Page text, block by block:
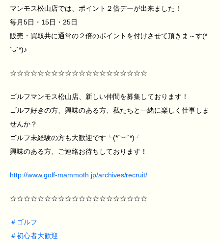
マンモス松山店では、ポイント２倍デーが出来ました！
毎月5日・15日・25日
販売・買取共に通常の２倍のポイントを付けさせて頂きま～す(*
´ᴗ`*)♪
☆☆☆☆☆☆☆☆☆☆☆☆☆☆☆☆☆☆☆☆
ゴルフマンモス松山店、新しい仲間を募集しております！
ゴルフ好きの方、興味のある方、私たちと一緒に楽しく仕事しま
せんか？
ゴルフ未経験の方も大歓迎です╰(*´︶`*)╯
興味のある方、ご連絡お待ちしております！
http://www.golf-mammoth.jp/archives/recruit/
☆☆☆☆☆☆☆☆☆☆☆☆☆☆☆☆☆☆☆☆
＃ ゴルフ
＃初心者大歓迎